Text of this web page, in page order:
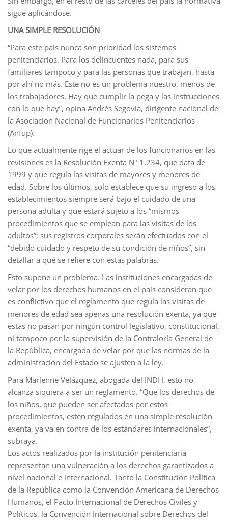
sigue aplicándose.
UNA SIMPLE RESOLUCIÓN
“Para este país nunca son prioridad los sistemas
penitenciarios. Para los delincuentes nada, para sus
familiares tampoco y para las personas que trabajan, hasta
por ahí no más. Este no es un problema nuestro, menos de
los trabajadores. Hay que cumplir la pega y las instrucciones
con lo que hay”, opina Andrés Segovia, dirigente nacional de
la Asociación Nacional de Funcionarios Penitenciarios
(Anfup).
Lo que actualmente rige el actuar de los funcionarios en las
revisiones es la Resolución Exenta N° 1.234, que data de
1999 y que regula las visitas de mayores y menores de
edad. Sobre los últimos, solo establece que su ingreso a los
establecimientos siempre será bajo el cuidado de una
persona adulta y que estará sujeto a los “mismos
procedimientos que se emplean para las visitas de los
adultos”; sus registros corporales serán efectuados con el
“debido cuidado y respeto de su condición de niños”, sin
detallar a qué se refiere con estas palabras.
Esto supone un problema. Las instituciones encargadas de
velar por los derechos humanos en el país consideran que
es conflictivo que el reglamento que regula las visitas de
menores de edad sea apenas una resolución exenta, ya que
estas no pasan por ningún control legislativo, constitucional,
ni tampoco por la supervisión de la Contraloría General de
la República, encargada de velar por que las normas de la
administración del Estado se ajusten a la ley.
Para Marlenne Velázquez, abogada del INDH, esto no
alcanza siquiera a ser un reglamento. “Que los derechos de
los niños, que pueden ser afectados por estos
procedimientos, estén regulados en una simple resolución
exenta, ya va en contra de los estándares internacionales”,
subraya.
Los actos realizados por la institución penitenciaria
representan una vulneración a los derechos garantizados a
nivel nacional e internacional. Tanto la Constitución Política
de la República como la Convención Americana de Derechos
Humanos, el Pacto Internacional de Derechos Civiles y
Políticos, la Convención Internacional sobre Derechos del